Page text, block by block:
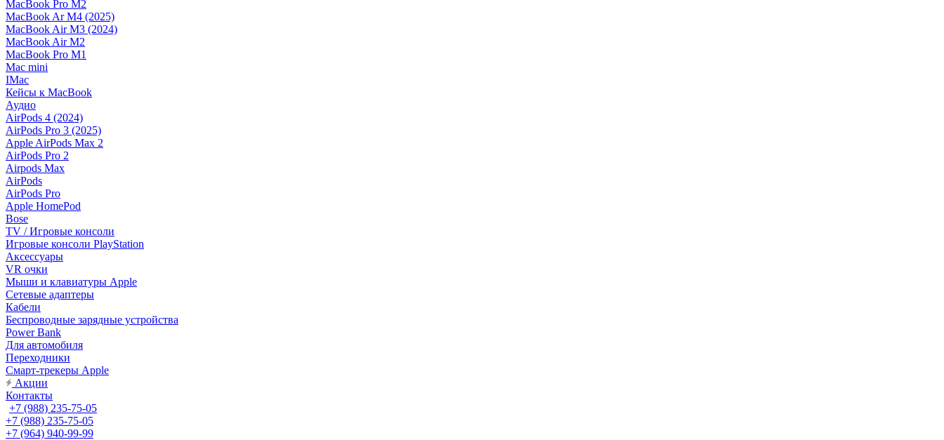
MacBook Pro M2
MacBook Ar M4 (2025)
MacBook Air M3 (2024)
MacBook Air M2
MacBook Pro M1
Mac mini
IMac
Кейсы к MacBook
Аудио
AirPods 4 (2024)
AirPods Pro 3 (2025)
Apple AirPods Max 2
AirPods Pro 2
Airpods Max
AirPods
AirPods Pro
Apple HomePod
Bose
TV / Игровые консоли
Игровые консоли PlayStation
Аксессуары
VR очки
Мыши и клавиатуры Apple
Сетевые адаптеры
Кабели
Беспроводные зарядные устройства
Power Bank
Для автомобиля
Переходники
Смарт-трекеры Apple
Акции
Контакты
+7 (988) 235-75-05
+7 (988) 235-75-05
+7 (964) 940-99-99